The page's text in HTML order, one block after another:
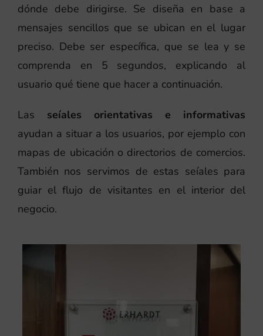
dónde debe dirigirse. Se diseña en base a
mensajes sencillos que se ubican en el lugar
preciso. Debe ser específica, que se lea y se
comprenda en 5 segundos, explicando al
usuario qué tiene que hacer a continuación.
Las seíales orientativas e informativas
ayudan a situar a los usuarios, por ejemplo con
mapas de ubicación o directorios de comercios.
También nos servimos de estas seíales para
guiar el flujo de visitantes en el interior del
negocio.